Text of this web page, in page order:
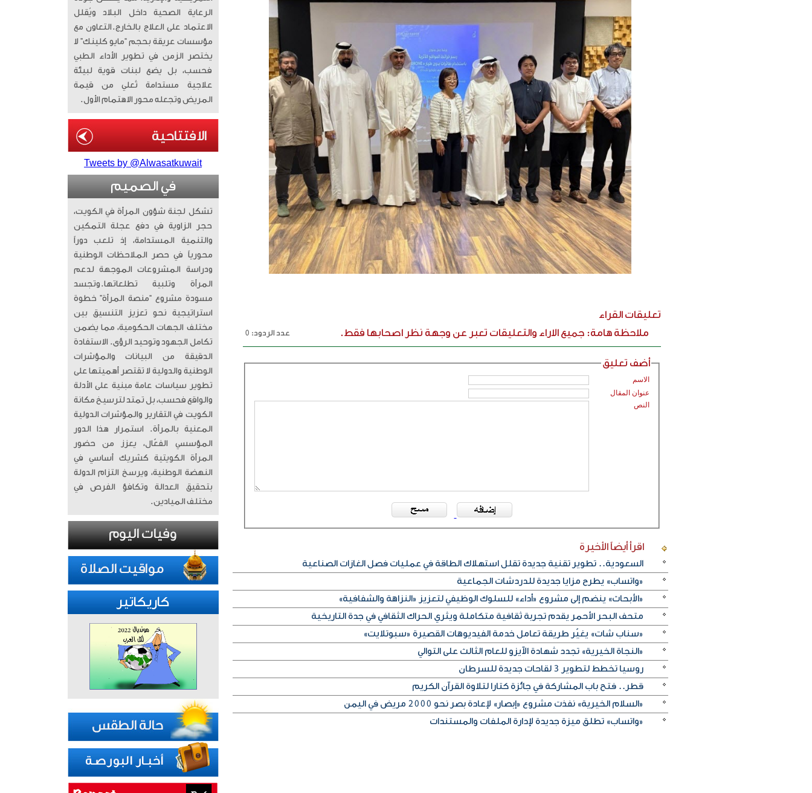
تعليقات القراء
ملاحظة هامة: جميع الاراء والتعليقات تعبر عن وجهة نظر اصحابها فقط.
عدد الردود: 0
أضف تعليق
الاسم
عنوان المقال
النص
اقرأ أيضاًالأخيرة
السعودية.. تطوير تقنية جديدة تقلل استهلاك الطاقة في عمليات فصل الغازات الصناعية
«واتساب» يطرح مزايا جديدة للدردشات الجماعية
«الأبحاث» ينضم إلى مشروع «أداء» للسلوك الوظيفي لتعزيز «النزاهة والشفافية»
متحف البحر الأحمر يقدم تجربة ثقافية متكاملة ويثري الحراك الثقافي في جدة التاريخية
«سناب شات» يغيّر طريقة تعامل خدمة الفيديوهات القصيرة «سبوتلايت»
«النجاة الخيرية» تجدد شهادة الآيزو للعام الثالث على التوالي
روسيا تخطط لتطوير 3 لقاحات جديدة للسرطان
قطر.. فتح باب المشاركة في جائزة كتارا لتلاوة القرآن الكريم
«السلام الخيرية» نفذت مشروع «إبصار» لإعادة بصر نحو 2000 مريض في اليمن
«واتساب» تطلق ميزة جديدة لإدارة الملفات والمستندات
الرعاية الصحية داخل البلاد ويُقلل
الاعتماد على العلاج بالخارج. ​التعاون مع
مؤسسات عريقة بحجم “مايو كلينك” لا
يختصر الزمن في تطوير الأداء الطبي
فحسب، بل يضع لبنات قوية لبيئة
علاجية مستدامة تُعلي من قيمة
المريض وتجعله محور الاهتمام الأول.
Tweets by @Alwasatkuwait
في الصميم
تشكل لجنة شؤون المرأة في الكويت،
حجر الزاوية في دفع عجلة التمكين
والتنمية المستدامة، إذ تلعب دوراً
محورياً في حصر الملاحظات الوطنية
ودراسة المشروعات الموجهة لدعم
المرأة وتلبية تطلعاتها. ​وتجسد
مسودة مشروع “منصة المرأة” خطوة
استراتيجية نحو تعزيز التنسيق بين
مختلف الجهات الحكومية، مما يضمن
تكامل الجهود وتوحيد الرؤى. الاستفادة
الدقيقة من البيانات والمؤشرات
الوطنية والدولية لا تقتصر أهميتها على
تطوير سياسات عامة مبنية على الأدلة
والواقع فحسب، بل تمتد لترسيخ مكانة
الكويت في التقارير والمؤشرات الدولية
المعنية بالمرأة. ​ استمرار هذا الدور
المؤسسي الفعّال، يعزز من حضور
المرأة الكويتية كشريك أساسي في
النهضة الوطنية، ويرسخ التزام الدولة
بتحقيق العدالة وتكافؤ الفرص في
مختلف الميادين.
كاريكاتير